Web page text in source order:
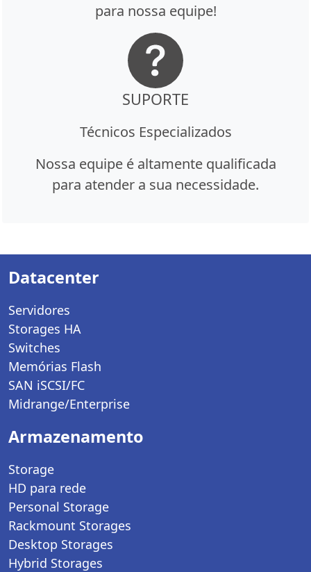
para nossa equipe!
SUPORTE
Técnicos Especializados
Nossa equipe é altamente qualificada
para atender a sua necessidade.
Datacenter
Servidores
Storages HA
Switches
Memórias Flash
SAN iSCSI/FC
Midrange/Enterprise
Armazenamento
Storage
HD para rede
Personal Storage
Rackmount Storages
Desktop Storages
Hybrid Storages